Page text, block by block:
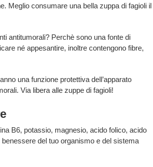
Meglio consumare una bella zuppa di fagioli il
antitumorali? Perchè sono una fonte di
né appesantire, inoltre contengono fibre,
una funzione protettiva dell’apparato
Via libera alle zuppe di fagioli!
B6, potassio, magnesio, acido folico, acido
del tuo organismo e del sistema